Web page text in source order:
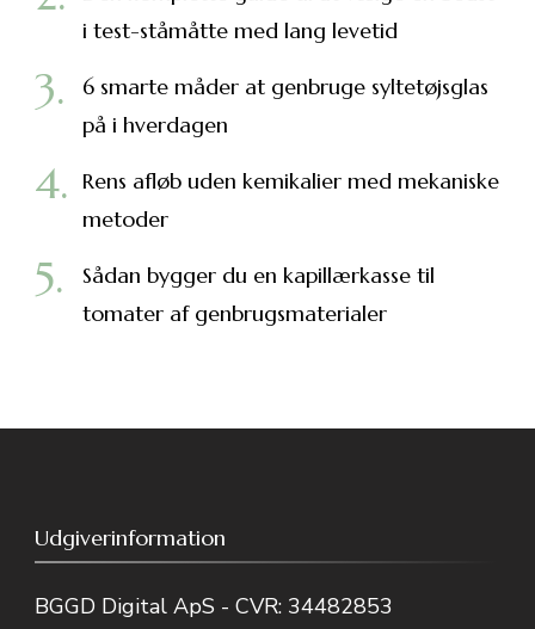
i test-ståmåtte med lang levetid
6 smarte måder at genbruge syltetøjsglas
på i hverdagen
Rens afløb uden kemikalier med mekaniske
metoder
Sådan bygger du en kapillærkasse til
tomater af genbrugsmaterialer
Udgiverinformation
BGGD Digital ApS - CVR: 34482853